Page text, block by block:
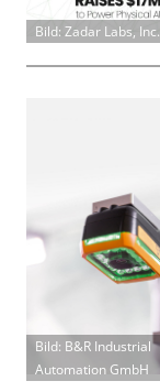
Bild: Zadar Labs, Inc.
Bild: B&R Industrial
Automation GmbH